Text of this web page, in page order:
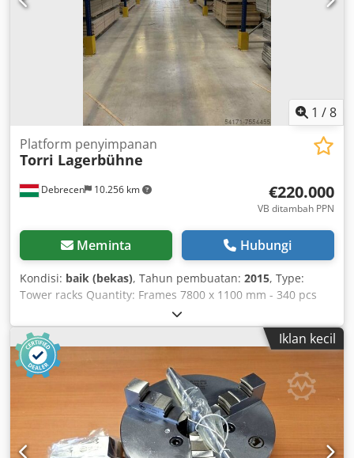
Credpfxszlc Nie Al Sef - Berat pengangkutan [kg]: 900kg -
Paket pengangkutan [unit]: 1 Informasi keuangan PPN:
Harga yang tertera belum termasuk PPN PPN/Pajak
pertambahan nilai: PPN dapat dikurangkan untuk
pengusaha Pengiriman dan penawaran tukar dapat
dilakukan kapan saja untuk semua produk dari sektor
industri Yorick Diebels
1 /8
Debrecen 10.256 km
Platform penyimpanan
Torri Lagerbühne
€220.000
VB ditambah PPN
Meminta Hubungi
Kondisi: baik (bekas), Tahun pembuatan: 2015, Type:
Tower racks Quantity: Frames 7800 x 1100 mm - 340 pcs
Crossbeams 3600 x 120/50 mm - approx. 1,200 pcs Load
capacity: 600 kg/m² Surface: 38 mm chipboard Top edge
floor height: 8,100 mm In total, approximately 3,000 m² are
still available. Drawings can be found under the images.
We are selling the mezzanine platform and the pallet
racking system separately; you can also purchase the
mezzanine platform without the chipboard decking. If you
require racks or accessories in other configurations or
designs, please contact us. We offer a comprehensive
Iklan kecil